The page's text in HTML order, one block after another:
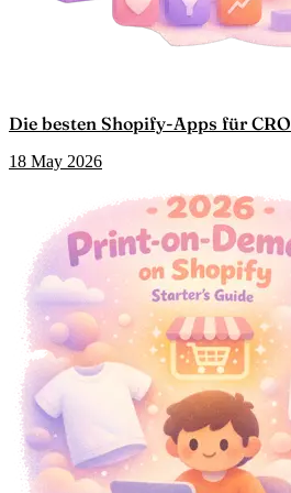
Die besten Shopify-Apps für CRO
18 May 2026